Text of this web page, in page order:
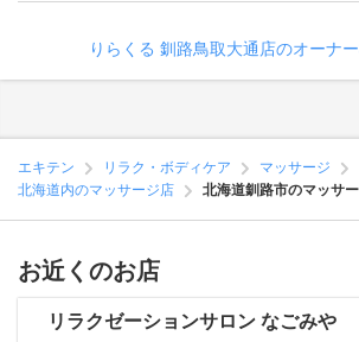
りらくる 釧路鳥取大通店のオーナ
エキテン リラク・ボディケア
マッサージ
北海道内のマッサージ店
北海道釧路市のマッサ
お近くのお店
リラクゼーションサロン なごみや